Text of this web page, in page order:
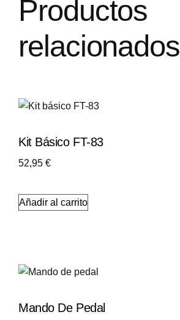
Productos
relacionados
Kit Básico FT-83
52,95 €
Añadir al carrito
Mando De Pedal